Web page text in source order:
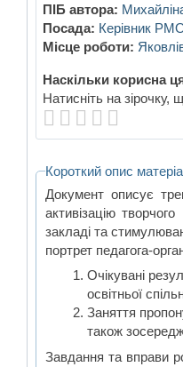
ПІБ автора:
Посада: Керівник РМО
Місце роботи:
Наскільки корисна
Натисніть на зірочку,
Короткий опис
Документ описує
активізацію
закладі та
портрет педагога-
Очікувані
освітньої
Заняття
також
Завдання та вправи